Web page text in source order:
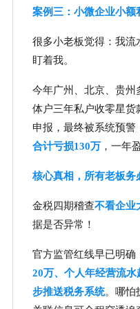
案例三：小微企业小额
很多小老板觉得：我流
盯着我。
今年广州、北京、贵州
体户三年私户收零星货
申报，最终被系统预警
合计亏损130万，一年
核心真相，所有老板务
金税四期稽查不看企业
据是否异常！
官方监管红线早已明确
20万、个人年经营流水
步推送税务系统。哪怕